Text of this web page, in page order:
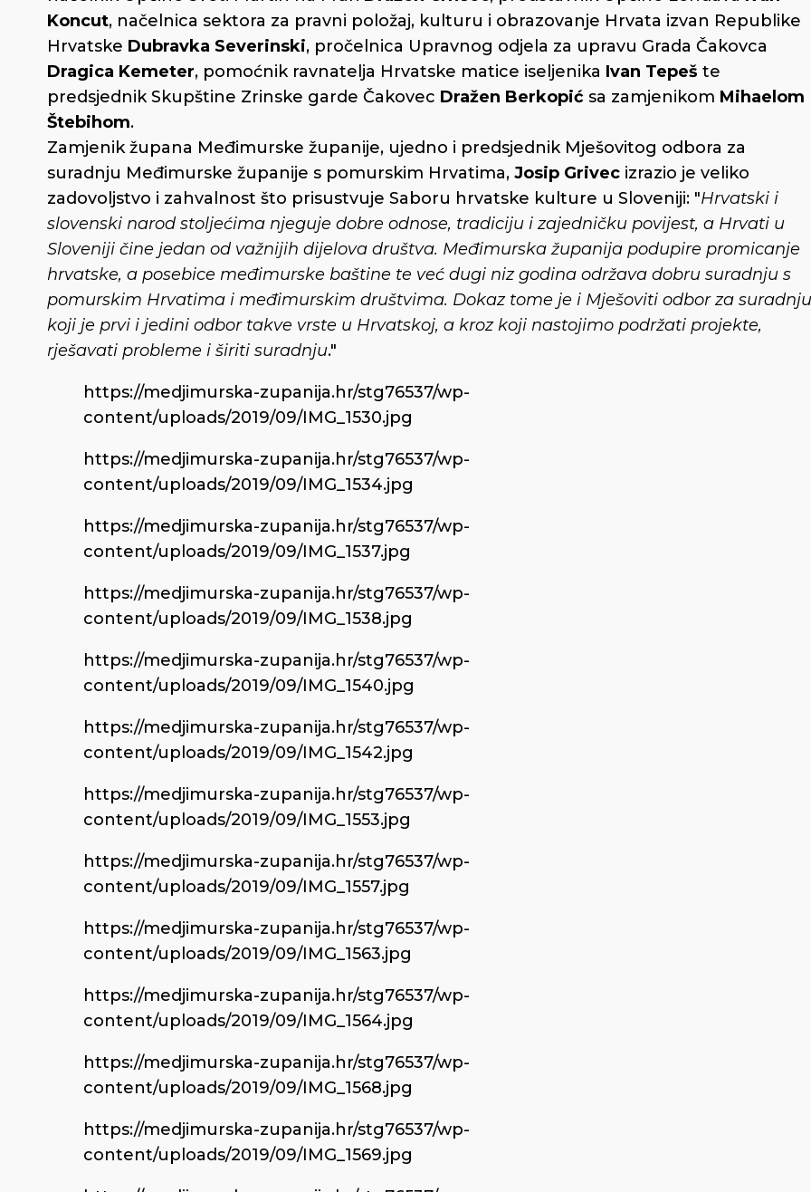
Koncut, načelnica sektora za pravni položaj, kulturu i obrazovanje Hrvata izvan Republike
Hrvatske Dubravka Severinski, pročelnica Upravnog odjela za upravu Grada Čakovca
Dragica Kemeter, pomoćnik ravnatelja Hrvatske matice iseljenika Ivan Tepeš te
predsjednik Skupštine Zrinske garde Čakovec Dražen Berkopić sa zamjenikom Mihaelom
Štebihom.
Zamjenik župana Međimurske županije, ujedno i predsjednik Mješovitog odbora za
suradnju Međimurske županije s pomurskim Hrvatima, Josip Grivec izrazio je veliko
zadovoljstvo i zahvalnost što prisustvuje Saboru hrvatske kulture u Sloveniji: "Hrvatski i
slovenski narod stoljećima njeguje dobre odnose, tradiciju i zajedničku povijest, a Hrvati u
Sloveniji čine jedan od važnijih dijelova društva. Međimurska županija podupire promicanje
hrvatske, a posebice međimurske baštine te već dugi niz godina održava dobru suradnju s
pomurskim Hrvatima i međimurskim društvima. Dokaz tome je i Mješoviti odbor za
koji je prvi i jedini odbor takve vrste u Hrvatskoj, a kroz koji nastojimo podržati projekte,
rješavati probleme i širiti suradnju."
https://medjimurska-zupanija.hr/stg76537/wp-
content/uploads/2019/09/IMG_1530.jpg
https://medjimurska-zupanija.hr/stg76537/wp-
content/uploads/2019/09/IMG_1534.jpg
https://medjimurska-zupanija.hr/stg76537/wp-
content/uploads/2019/09/IMG_1537.jpg
https://medjimurska-zupanija.hr/stg76537/wp-
content/uploads/2019/09/IMG_1538.jpg
https://medjimurska-zupanija.hr/stg76537/wp-
content/uploads/2019/09/IMG_1540.jpg
https://medjimurska-zupanija.hr/stg76537/wp-
content/uploads/2019/09/IMG_1542.jpg
https://medjimurska-zupanija.hr/stg76537/wp-
content/uploads/2019/09/IMG_1553.jpg
https://medjimurska-zupanija.hr/stg76537/wp-
content/uploads/2019/09/IMG_1557.jpg
https://medjimurska-zupanija.hr/stg76537/wp-
content/uploads/2019/09/IMG_1563.jpg
https://medjimurska-zupanija.hr/stg76537/wp-
content/uploads/2019/09/IMG_1564.jpg
https://medjimurska-zupanija.hr/stg76537/wp-
content/uploads/2019/09/IMG_1568.jpg
https://medjimurska-zupanija.hr/stg76537/wp-
content/uploads/2019/09/IMG_1569.jpg